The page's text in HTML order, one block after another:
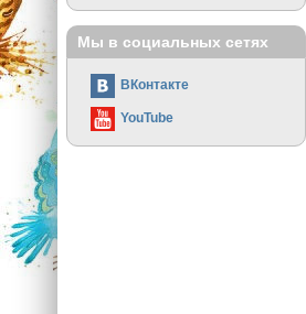
Мы в социальных сетях
ВКонтакте
YouTube